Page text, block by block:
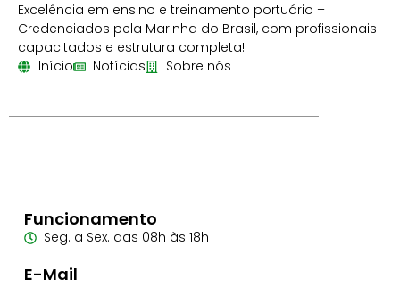
Excelência em ensino e treinamento portuário –
Credenciados pela Marinha do Brasil, com profissionais
capacitados e estrutura completa!
Início
Notícias Sobre nós
Funcionamento
Seg. a Sex. das 08h às 18h
E-Mail